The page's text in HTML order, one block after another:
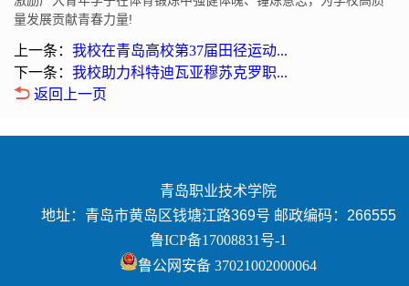
量发展贡献青春力量!
上一条： 我校在青岛高校第37届田径运动...
下一条： 我校助力科特迪瓦亚穆苏克罗职...
返回上一页
青岛职业技术学院
地址：青岛市黄岛区钱塘江路369号 邮政编码：266555
鲁ICP备17008831号-1
鲁公网安备 37021002000064